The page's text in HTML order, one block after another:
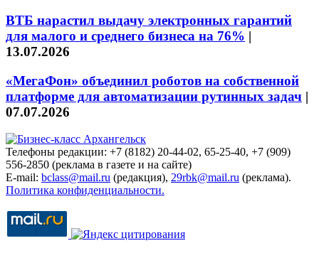
ВТБ нарастил выдачу электронных гарантий
для малого и среднего бизнеса на 76% |
13.07.2026
«МегаФон» объединил роботов на собственной
платформе для автоматизации рутинных задач |
07.07.2026
Телефоны редакции: +7 (8182) 20-44-02, 65-25-40, +7 (909)
556-2850 (реклама в газете и на сайте)
E-mail: bclass@mail.ru (редакция), 29rbk@mail.ru (реклама).
Политика конфиденциальности.